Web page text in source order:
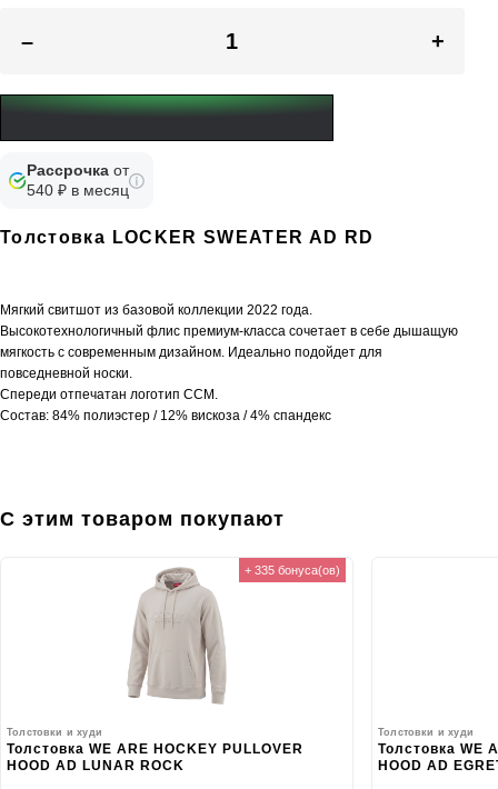
– +
Рассрочка от
540 ₽ в месяц
Толстовка LOCKER SWEATER AD RD
Мягкий свитшот из базовой коллекции 2022 года.
Высокотехнологичный флис премиум-класса сочетает в себе дышащую
мягкость с современным дизайном. Идеально подойдет для
повседневной носки.
Спереди отпечатан логотип ССМ.
Состав: 84% полиэстер / 12% вискоза / 4% спандекс
С этим товаром покупают
+ 335 бонуса(ов)
Толстовки и худи
Толстовка WE ARE HOCKEY PULLOVER
HOOD AD LUNAR ROCK
Толстовки и худи
Толстовка WE
HOOD AD